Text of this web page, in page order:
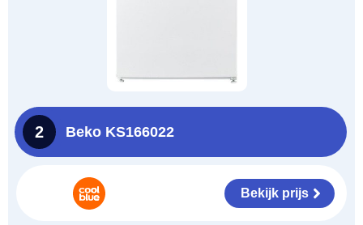
2 Beko KS166022
Bekijk prijs